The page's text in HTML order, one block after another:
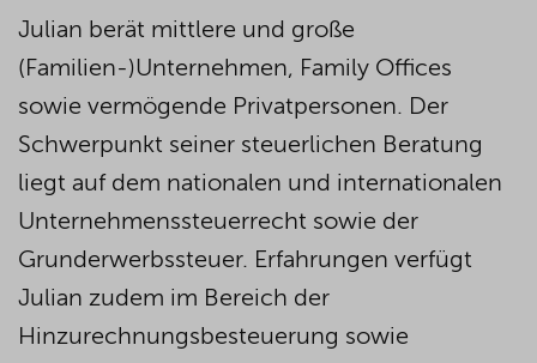
Julian berät mittlere und große
(Familien-)Unternehmen, Family Offices
sowie vermögende Privatpersonen. Der
Schwerpunkt seiner steuerlichen Beratung
liegt auf dem nationalen und internationalen
Unternehmenssteuerrecht sowie der
Grunderwerbssteuer. Erfahrungen verfügt
Julian zudem im Bereich der
Hinzurechnungsbesteuerung sowie